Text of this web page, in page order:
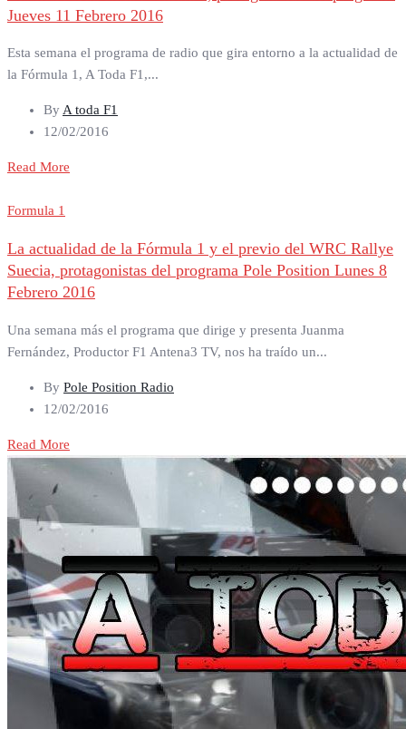
Jueves 11 Febrero 2016
Esta semana el programa de radio que gira entorno a la actualidad de
la Fórmula 1, A Toda F1,...
ByA toda F1
12/02/2016
Read More
Formula 1
La actualidad de la Fórmula 1 y el previo del WRC Rallye
Suecia, protagonistas del programa Pole Position Lunes 8
Febrero 2016
Una semana más el programa que dirige y presenta Juanma
Fernández, Productor F1 Antena3 TV, nos ha traído un...
By Pole Position Radio
12/02/2016
Read More